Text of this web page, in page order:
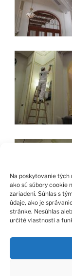
Na poskytovanie tých
ako sú súbory cookie
zariadení. Súhlas s
údaje, ako je
stránke. Nesúhlas
určité vlastnosti a